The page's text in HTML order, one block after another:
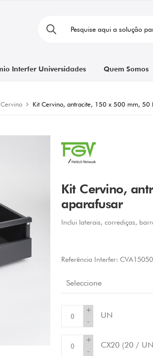
Interfer Universidades Quem Somos
Kit Cervino, antracite, 150 x 500 mm, 50
Kit Cervino,
aparafusar
Inclui laterais, corrediças,
Referência Interfer:
Seleccione
+
-
UN
+
-
CX20 (20 /